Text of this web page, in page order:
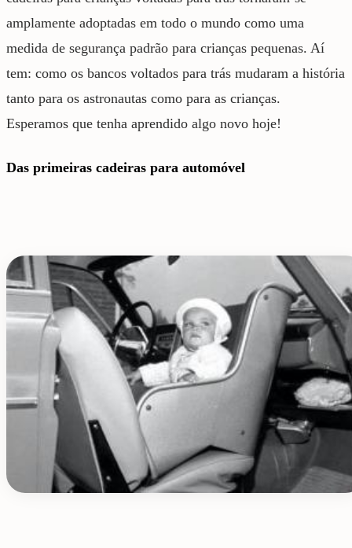
amplamente adoptadas em todo o mundo como uma
medida de segurança padrão para crianças pequenas. Aí
tem: como os bancos voltados para trás mudaram a história
tanto para os astronautas como para as crianças.
Esperamos que tenha aprendido algo novo hoje!
Das primeiras cadeiras para automóvel